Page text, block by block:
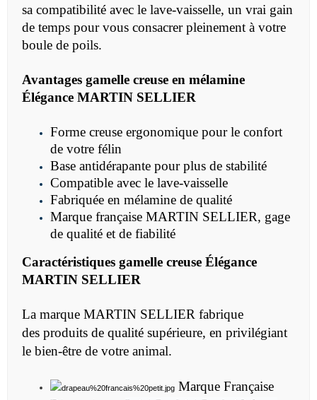
sa compatibilité avec le lave-vaisselle, un vrai gain
de temps pour vous consacrer pleinement à votre
boule de poils.
Avantages gamelle creuse en mélamine
Élégance MARTIN SELLIER
Forme creuse ergonomique pour le confort
de votre félin
Base antidérapante pour plus de stabilité
Compatible avec le lave-vaisselle
Fabriquée en mélamine de qualité
Marque française MARTIN SELLIER, gage
de qualité et de fiabilité
Caractéristiques gamelle creuse Élégance
MARTIN SELLIER
La marque MARTIN SELLIER fabrique
des produits de qualité supérieure, en privilégiant
le bien-être de votre animal.
Marque Française